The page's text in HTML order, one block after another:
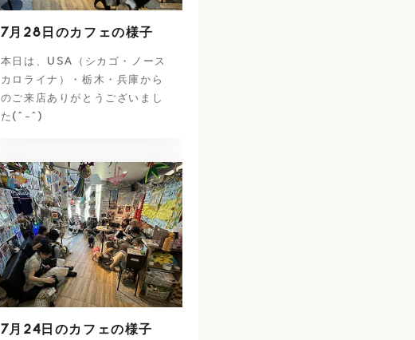
7月28日のカフェの様子
本日は、USA（シカゴ・ノース
カロライナ）・栃木・兵庫から
のご来店ありがとうございまし
た(^-^)
7月24日のカフェの様子